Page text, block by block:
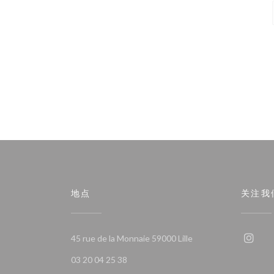
地点
45 rue de la Monnaie 59000 Lille((在新窗口中打开))
03 20 04 25 38
关注我